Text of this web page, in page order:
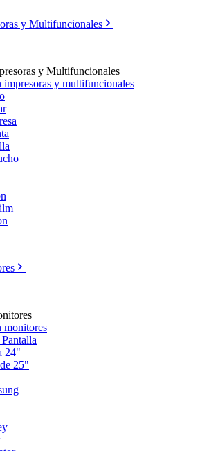
y Multifuncionales
y Multifuncionales
impresoras y multifuncionales
monitores
24"
25"